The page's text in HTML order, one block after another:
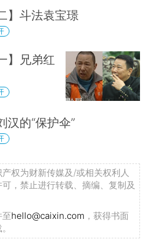
】斗法袁宝璟
】兄弟红
汉的“保护伞”
权为财新传媒及/或相关权利人
，禁止进行转载、摘编、复制及
hello@caixin.com ，获得书面